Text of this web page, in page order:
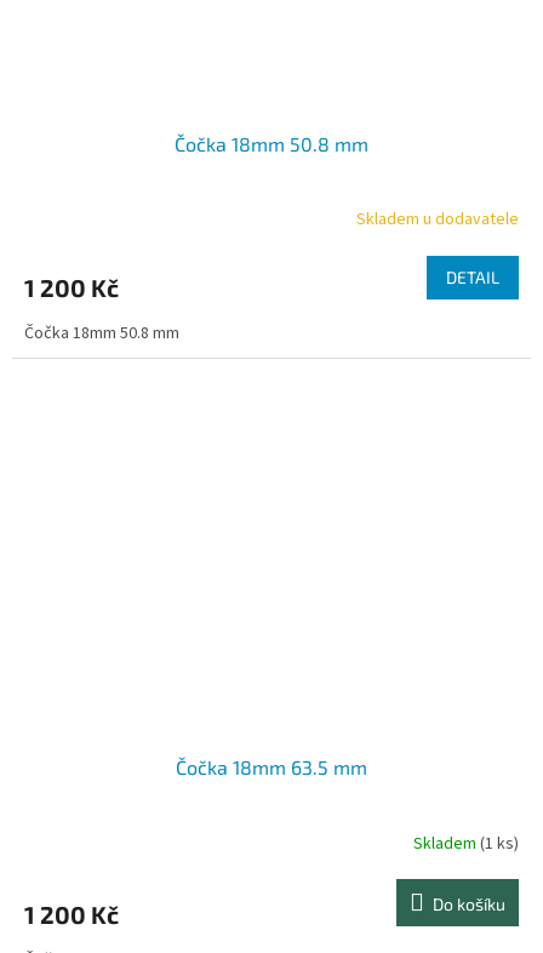
Čočka 18mm 50.8 mm
Skladem u dodavatele
1 200 Kč DETAIL
Čočka 18mm 50.8 mm
Čočka 18mm 63.5 mm
Skladem (1 ks)
1 200 Kč Do košíku